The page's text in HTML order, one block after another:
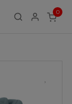
0
ITEMS